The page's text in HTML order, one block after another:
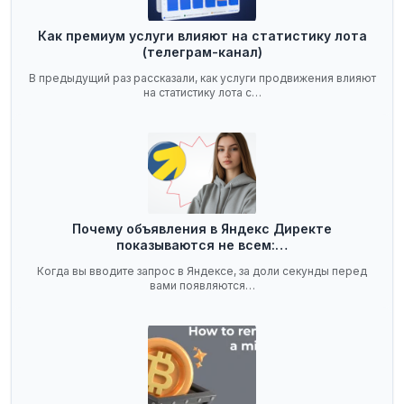
Как премиум услуги влияют на статистику лота
(телеграм-канал)
В предыдущий раз рассказали, как услуги продвижения влияют
на статистику лота с…
Почему объявления в Яндекс Директе
показываются не всем:…
Когда вы вводите запрос в Яндексе, за доли секунды перед
вами появляются…